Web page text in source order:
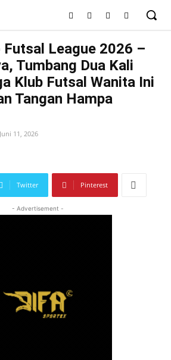
Futsal League 2026 –
Tumbang Dua Kali
Klub Futsal Wanita Ini
Tangan Hampa
Juni 11, 2026
Twitter Pinterest
- Advertisement -